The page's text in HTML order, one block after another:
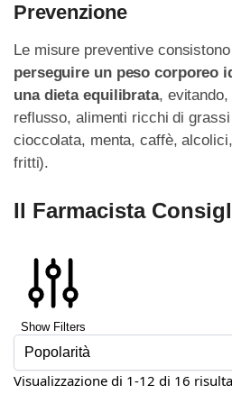
Prevenzione
Le misure preventive
perseguire un peso corporeo
una dietaequilibrata,
reflusso, alimenti ricchi di grassi
cioccolata, menta, caffè,
fritti).
Il Farmacista
Show Filters
Visualizzazione di 1-12 di 16